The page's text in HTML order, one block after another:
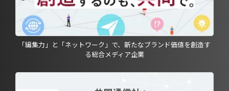
「編集力」と「ネットワーク」で、新たなブランド価値を創造す
る総合メディア企業